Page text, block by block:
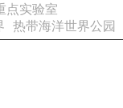
点实验室
热带海洋世界公园